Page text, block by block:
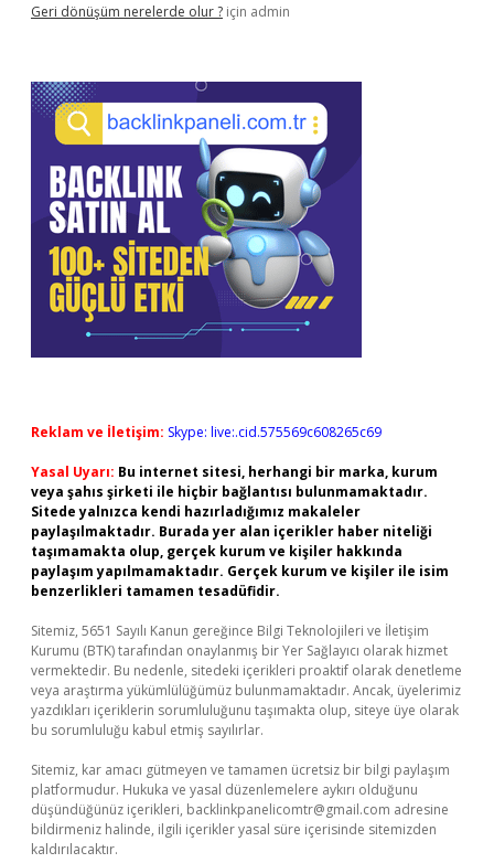
Geri dönüşüm nerelerde olur ? için admin
Reklam ve İletişim: Skype: live:.cid.575569c608265c69
Yasal Uyarı: Bu internet sitesi, herhangi bir marka, kurum
veya şahıs şirketi ile hiçbir bağlantısı bulunmamaktadır.
Sitede yalnızca kendi hazırladığımız makaleler
paylaşılmaktadır. Burada yer alan içerikler haber niteliği
taşımamakta olup, gerçek kurum ve kişiler hakkında
paylaşım yapılmamaktadır. Gerçek kurum ve kişiler ile isim
benzerlikleri tamamen tesadüfidir.
Sitemiz, 5651 Sayılı Kanun gereğince Bilgi Teknolojileri ve İletişim
Kurumu (BTK) tarafından onaylanmış bir Yer Sağlayıcı olarak hizmet
vermektedir. Bu nedenle, sitedeki içerikleri proaktif olarak denetleme
veya araştırma yükümlülüğümüz bulunmamaktadır. Ancak, üyelerimiz
yazdıkları içeriklerin sorumluluğunu taşımakta olup, siteye üye olarak
bu sorumluluğu kabul etmiş sayılırlar.
Sitemiz, kar amacı gütmeyen ve tamamen ücretsiz bir bilgi paylaşım
platformudur. Hukuka ve yasal düzenlemelere aykırı olduğunu
düşündüğünüz içerikleri, backlinkpanelicomtr@gmail.com adresine
bildirmeniz halinde, ilgili içerikler yasal süre içerisinde sitemizden
kaldırılacaktır.